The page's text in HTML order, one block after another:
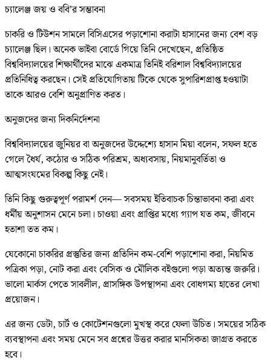
চ্যালেঞ্জ জয় ও ববি’র সম্ভাবনা
চাকরি ও টিউশন সামলে বিসিএসের পড়াশোনা করাটা হাসানের জন্য বেশ বড়
চ্যালেঞ্জ ছিল। অনেক ভাইবা বোর্ডে গিয়ে তিনি দেখেছেন, প্রতিষ্ঠিত
বিশ্ববিদ্যালয়ের শিক্ষার্থীদের মাঝে একমাত্র তিনিই বরিশাল বিশ্ববিদ্যালয়ের
প্রতিনিধিত্ব করছেন। সেই প্রতিযোগিতায় টিকে থেকে সুপারিশপ্রাপ্ত হওয়াটা
তাকে আরও বেশি অনুপ্রাণিত করত।
অনুজদের জন্য দিকনির্দেশনা
বিশ্ববিদ্যালয়ের জুনিয়র বা অনুজদের উদ্দেশ্যে হাসান মিয়া বলেন, সফল হতে
গেলে ধৈর্য, কঠোর ও সঠিক পরিশ্রম, অধ্যবসায়, নিয়মানুবর্তিতা ও
আত্মসংযমের বিকল্প কিছু নেই।
তিনি কিছু গুরুত্বপূর্ণ পরামর্শ দেন— সবসময় ইতিবাচক চিন্তাভাবনা করা এবং
ধর্মীয় অনুশাসন মেনে চলা। চাওয়া এবং প্রাপ্তির মধ্যে গ্যাপ যত কম, জীবনে
হতাশা তত কম।
যেকোনো চাকরির প্রস্তুতির জন্য প্রতিদিন কম-বেশি পড়াশোনা করা, নিয়মিত
পত্রিকা পড়া, নোট করা এবং বেসিক ও মৌলিক বইগুলো পড়া অত্যন্ত জরুরি।
ভালো মার্কস পেতে সাবলীল, প্রাসঙ্গিক উপস্থাপনা এবং বোধগম্য হাতের লেখা
প্রয়োজন।
এর জন্য ডেটা, চার্ট ও কোটেশনগুলো মুখস্থ করে ফেলা উচিত। সময়ের সঠিক
ব্যবস্থাপনা এবং সময় মেনে সব প্রশ্নের উত্তর করার মানসিকতা জাগ্রত করতে
হবে।